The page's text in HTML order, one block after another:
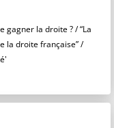
gagner la droite ? / “La
la droite française” /